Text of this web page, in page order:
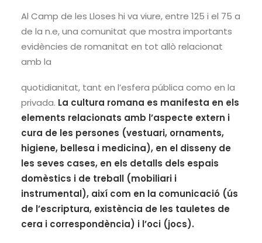
Al Camp de les Lloses hi va viure, entre 125 i el 75 a
de la n.e, una comunitat que mostra importants
evidències de romanitat en tot allò relacionat
amb la
quotidianitat, tant en l’esfera pública como en la
privada. La cultura romana es manifesta en els
elements relacionats amb l’aspecte extern i
cura de les persones (vestuari, ornaments,
higiene, bellesa i medicina), en el disseny de
les seves cases, en els detalls dels espais
domèstics i de treball (mobiliari i
instrumental), així com en la comunicació (ús
de l’escriptura, existència de les tauletes de
cera i correspondència) i l’oci (jocs).